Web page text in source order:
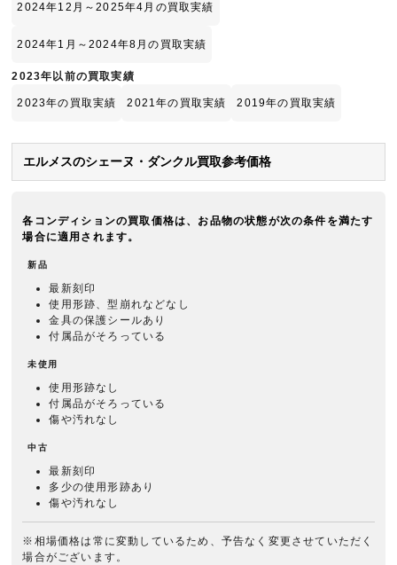
2024年12月～2025年4月の買取実績
2024年1月～2024年8月の買取実績
2023年以前の買取実績
2023年の買取実績 2021年の買取実績 2019年の買取実績
エルメスのシェーヌ・ダンクル買取参考価格
各コンディションの買取価格は、お品物の状態が次の条件を満たす
場合に適用されます。
新品
最新刻印
使用形跡、型崩れなどなし
金具の保護シールあり
付属品がそろっている
未使用
使用形跡なし
付属品がそろっている
傷や汚れなし
中古
最新刻印
多少の使用形跡あり
傷や汚れなし
※相場価格は常に変動しているため、予告なく変更させていただく
場合がございます。